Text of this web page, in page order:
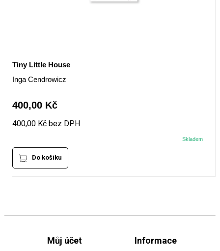
Tiny Little House
Inga Cendrowicz
400,00 Kč
400,00 Kč bez DPH
Skladem
Do košíku
Můj účet Informace